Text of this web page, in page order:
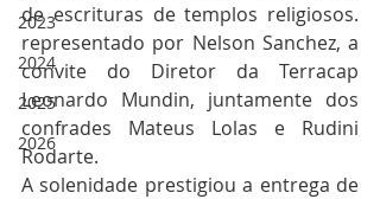
2023
2024
2025
2026
de escrituras de templos religiosos.
representado por Nelson Sanchez, a
convite do Diretor da Terracap
Leonardo Mundin, juntamente dos
confrades Mateus Lolas e Rudini
Rodarte.
A solenidade prestigiou a entrega de